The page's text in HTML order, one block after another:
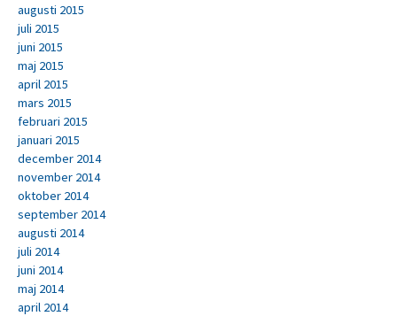
augusti 2015
juli 2015
juni 2015
maj 2015
april 2015
mars 2015
februari 2015
januari 2015
december 2014
november 2014
oktober 2014
september 2014
augusti 2014
juli 2014
juni 2014
maj 2014
april 2014